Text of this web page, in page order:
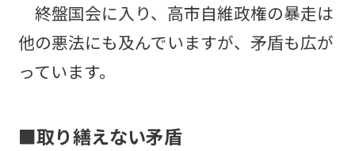
終盤国会に入り、高市自維政権の暴走は
他の悪法にも及んでいますが、矛盾も広が
っています。
■取り繕えない矛盾